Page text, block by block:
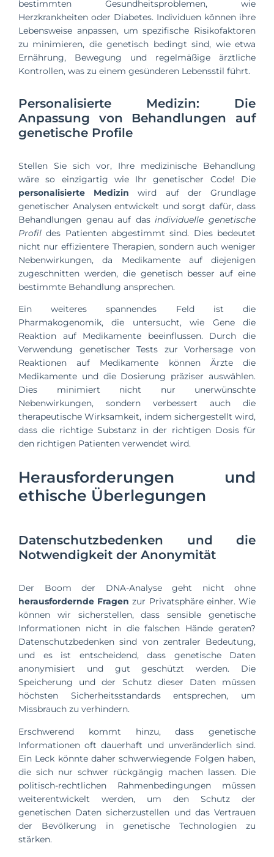
bestimmten Gesundheitsproblemen, wie
Herzkrankheiten oder Diabetes. Individuen können ihre
Lebensweise anpassen, um spezifische Risikofaktoren
zu minimieren, die genetisch bedingt sind, wie etwa
Ernährung, Bewegung und regelmäßige ärztliche
Kontrollen, was zu einem gesünderen Lebensstil führt.
Personalisierte Medizin: Die
Anpassung von Behandlungen auf
genetische Profile
Stellen Sie sich vor, Ihre medizinische Behandlung
wäre so einzigartig wie Ihr genetischer Code! Die
personalisierte Medizin wird auf der Grundlage
genetischer Analysen entwickelt und sorgt dafür, dass
Behandlungen genau auf dasindividuelle genetische
Profil des Patienten abgestimmt sind. Dies bedeutet
nicht nur effizientere Therapien, sondern auch weniger
Nebenwirkungen, da Medikamente auf diejenigen
zugeschnitten werden, die genetisch besser auf eine
bestimmte Behandlung ansprechen.
Ein weiteres spannendes Feld ist die
Pharmakogenomik, die untersucht, wie Gene die
Reaktion auf Medikamente beeinflussen. Durch die
Verwendung genetischer Tests zur Vorhersage von
Reaktionen auf Medikamente können Ärzte die
Medikamente und die Dosierung präziser auswählen.
Dies minimiert nicht nur unerwünschte
Nebenwirkungen, sondern verbessert auch die
therapeutische Wirksamkeit, indem sichergestellt wird,
dass die richtige Substanz in der richtigen Dosis für
den richtigen Patienten verwendet wird.
Herausforderungen und
ethische Überlegungen
Datenschutzbedenken und die
Notwendigkeit der Anonymität
Der Boom der DNA-Analyse geht nicht ohne
herausfordernde Fragen zur Privatsphäre einher. Wie
können wir sicherstellen, dass sensible genetische
Informationen nicht in die falschen Hände geraten?
Datenschutzbedenken sind von zentraler Bedeutung,
und es ist entscheidend, dass genetische Daten
anonymisiert und gut geschützt werden. Die
Speicherung und der Schutz dieser Daten müssen
höchsten Sicherheitsstandards entsprechen, um
Missbrauch zu verhindern.
Erschwerend kommt hinzu, dass genetische
Informationen oft dauerhaft und unveränderlich sind.
Ein Leck könnte daher schwerwiegende Folgen haben,
die sich nur schwer rückgängig machen lassen. Die
politisch-rechtlichen Rahmenbedingungen müssen
weiterentwickelt werden, um den Schutz der
genetischen Daten sicherzustellen und das Vertrauen
der Bevölkerung in genetische Technologien zu
stärken.